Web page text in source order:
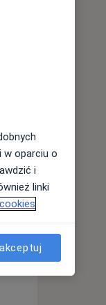
Śr,
12 Sie
w oparciu o
i
linki